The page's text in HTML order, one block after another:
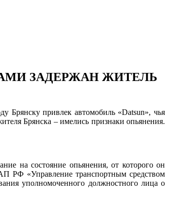
ЗАДЕРЖАН ЖИТЕЛЬ
привлек автомобиль «Datsun», чья
Брянска – имелись признаки опьянения.
на состояние опьянения, от которого он
РФ «Управление транспортным средством
уполномоченного должностного лица о